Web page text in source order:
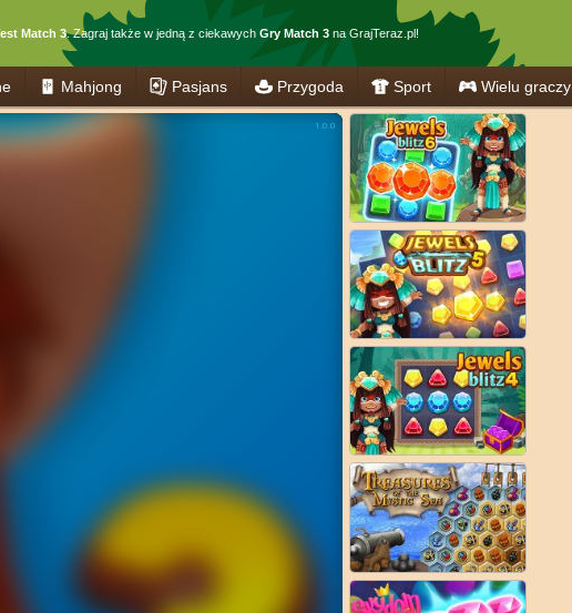
Match 3. Zagraj także w jedną z ciekawych Gry Match 3 na GrajTeraz.pl!
Mahjong Pasjans Przygoda Sport Wielu graczy